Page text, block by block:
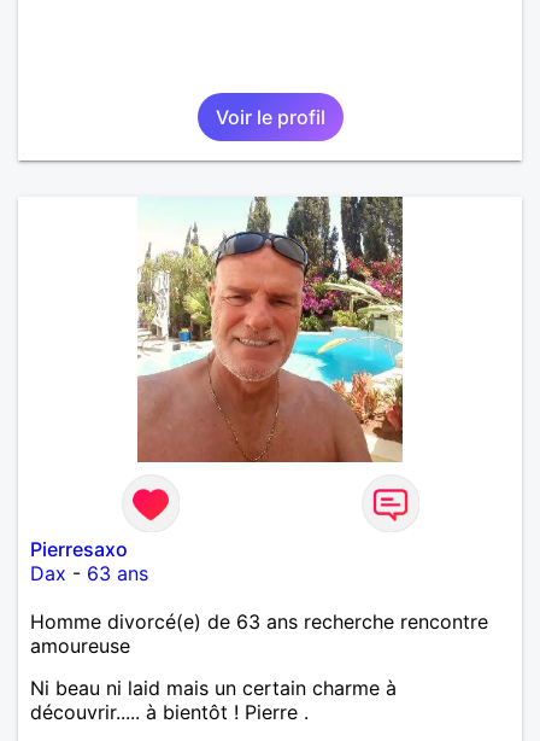
Voir le profil
Pierresaxo
Dax - 63 ans
Homme divorcé(e) de 63 ans recherche rencontre
amoureuse
Ni beau ni laid mais un certain charme à
découvrir..... à bientôt ! Pierre .